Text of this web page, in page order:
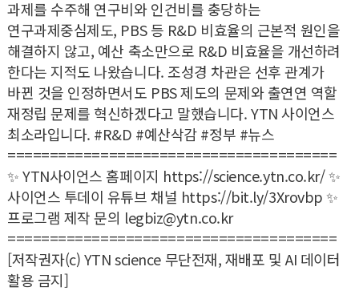
과제를 수주해 연구비와 인건비를 충당하는
연구과제중심제도, PBS 등 R&D 비효율의 근본적 원인을
해결하지 않고, 예산 축소만으로 R&D 비효율을 개선하려
한다는 지적도 나왔습니다. 조성경 차관은 선후 관계가
바뀐 것을 인정하면서도 PBS 제도의 문제와 출연연 역할
재정립 문제를 혁신하겠다고 말했습니다. YTN 사이언스
최소라입니다. #R&D #예산삭감 #정부 #뉴스
=======================================
✨ YTN사이언스 홈페이지 https://science.ytn.co.kr/ ✨
사이언스 투데이 유튜브 채널 https://bit.ly/3Xrovbp ✨
프로그램 제작 문의 legbiz@ytn.co.kr
=======================================
[저작권자(c) YTN science 무단전재, 재배포 및 AI 데이터
활용 금지]